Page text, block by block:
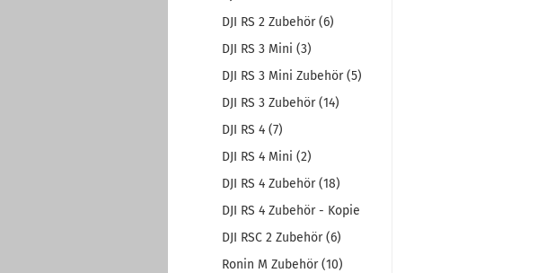
DJI RS 2 Zubehör (6)
DJI RS 3 Mini (3)
DJI RS 3 Mini Zubehör (5)
DJI RS 3 Zubehör (14)
DJI RS 4 (7)
DJI RS 4 Mini (2)
DJI RS 4 Zubehör (18)
DJI RS 4 Zubehör - Kopie
DJI RSC 2 Zubehör (6)
Ronin M Zubehör (10)